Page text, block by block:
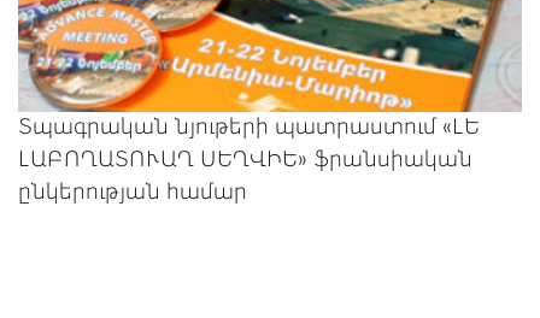
Տպագրական նյութերի պատրաստում «ԼԵ
ԼԱԲՈՂԱՏՈՒԱՂ ՍԵՂՎԻԵ» ֆրանսիական
ընկերության համար